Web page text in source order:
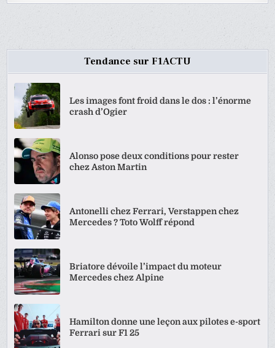
Tendance sur F1ACTU
Les images font froid dans le dos : l’énorme
crash d’Ogier
Alonso pose deux conditions pour rester
chez Aston Martin
Antonelli chez Ferrari, Verstappen chez
Mercedes ? Toto Wolff répond
Briatore dévoile l’impact du moteur
Mercedes chez Alpine
Hamilton donne une leçon aux pilotes e-sport
Ferrari sur F1 25